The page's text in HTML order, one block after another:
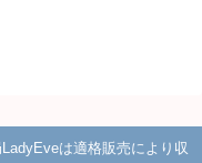
は適格販売により収